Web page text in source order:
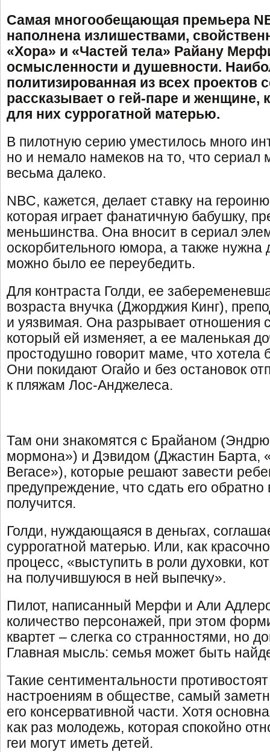
Самая многообещающая премьера
наполнена излишествами,
«Хора» и «Частей тела» Райану
осмысленности и душевности.
политизированная из всех проектов
рассказывает о гей-паре и женщине,
для них суррогатной матерью.
В пилотную серию уместилось много
но и немало намеков на то, что сериал
весьма далеко.
NBC, кажется, делает ставку на
которая играет фанатичную бабушку,
меньшинства. Она вносит в сериал
оскорбительного юмора, а также нужна
можно было ее переубедить.
Для контраста Голди, ее
возраста внучка (Джорджия Кинг),
и уязвимая. Она разрывает отношения
который ей изменяет, а ее маленькая
простодушно говорит маме, что хотела
Они покидают Огайо и без остановок
к пляжам Лос-Анджелеса.
Там они знакомятся с Брайаном (Эндрю
мормона») и Дэвидом (Джастин Барта,
Вегасе»), которые решают завести
предупреждение, что сдать его
получится.
Голди, нуждающаяся в деньгах,
суррогатной матерью. Или, как
процесс, «выступить в роли духовки,
на получившуюся в ней выпечку».
Пилот, написанный Мерфи и Али
количество персонажей, при этом
квартет – слегка со странностями, но
Главная мысль: семья может быть
Такие сентиментальности
настроениям в обществе, самый
его консервативной части. Хотя
как раз молодежь, которая спокойно
геи могут иметь детей.